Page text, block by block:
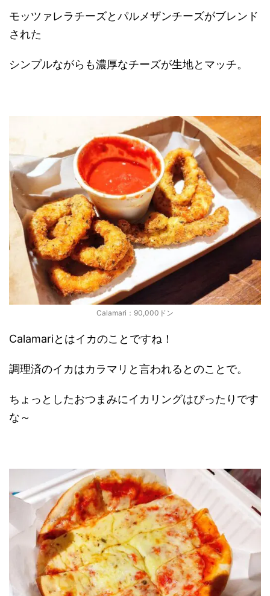
モッツァレラチーズとパルメザンチーズがブレンド
された
シンプルながらも濃厚なチーズが生地とマッチ。
Calamari：90,000ドン
Calamariとはイカのことですね！
調理済のイカはカラマリと言われるとのことで。
ちょっとしたおつまみにイカリングはぴったりです
な～